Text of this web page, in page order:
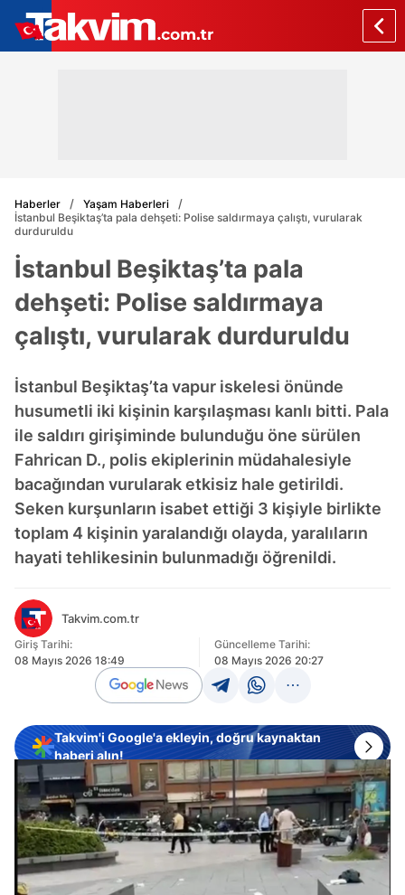
Haberler
Yaşam Haberleri
İstanbul Beşiktaş’ta pala dehşeti: Polise saldırmaya çalıştı, vurularak
durduruldu
İstanbul Beşiktaş’ta pala
dehşeti: Polise saldırmaya
çalıştı, vurularak durduruldu
İstanbul Beşiktaş’ta vapur iskelesi önünde
husumetli iki kişinin karşılaşması kanlı bitti. Pala
ile saldırı girişiminde bulunduğu öne sürülen
Fahrican D., polis ekiplerinin müdahalesiyle
bacağından vurularak etkisiz hale getirildi.
Seken kurşunların isabet ettiği 3 kişiyle birlikte
toplam 4 kişinin yaralandığı olayda, yaralıların
hayati tehlikesinin bulunmadığı öğrenildi.
Takvim.com.tr
Giriş Tarihi:
08 Mayıs 2026 18:49
Güncelleme Tarihi:
08 Mayıs 2026 20:27
Takvim'i Google'a ekleyin, doğru kaynaktan
haberi alın!